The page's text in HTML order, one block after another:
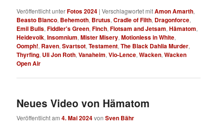
Veröffentlicht unterFotos 2024 |Verschlagwortet mitAmon Amarth,
Beasto Blanco, Behemoth, Brutus,Cradle of Filth, Dragonforce,
Emil Bulls,Fiddler's Green,Finch,Flotsam and Jetsam,Hämatom,
Heidevolk,Insomnium,Mister Misery,Motionless in White,
Oomph!, Raven,Svartsot,Testament,The Black Dahlia Murder,
Thyrfing, Uli Jon Roth,Vanaheim,Vio-Lence,Wacken,Wacken
Open Air
Neues Video von Hämatom
Veröffentlicht am4. Mai 2024vonSven Bähr